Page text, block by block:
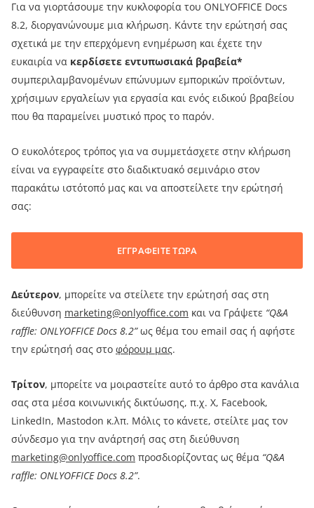
Για να γιορτάσουμε την κυκλοφορία του ONLYOFFICE Docs
8.2, διοργανώνουμε μια κλήρωση. Κάντε την ερώτησή σας
σχετικά με την επερχόμενη ενημέρωση και έχετε την
ευκαιρία να κερδίσετε εντυπωσιακά βραβεία*
συμπεριλαμβανομένων επώνυμων εμπορικών προϊόντων,
χρήσιμων εργαλείων για εργασία και ενός ειδικού βραβείου
που θα παραμείνει μυστικό προς το παρόν.
Ο ευκολότερος τρόπος για να συμμετάσχετε στην κλήρωση
είναι να εγγραφείτε στο διαδικτυακό σεμινάριο στον
παρακάτω ιστότοπό μας και να αποστείλετε την ερώτησή
σας:
ΕΓΓΡΑΦΕΙΤΕ ΤΩΡΑ
Δεύτερον, μπορείτε να στείλετε την ερώτησή σας στη
διεύθυνση marketing@onlyoffice.com και να Γράψετε “Q&A
raffle: ONLYOFFICE Docs 8.2”ως θέμα του email σας ή αφήστε
την ερώτησή σας στο φόρουμ μας.
Τρίτον, μπορείτε να μοιραστείτε αυτό το άρθρο στα κανάλια
σας στα μέσα κοινωνικής δικτύωσης, π.χ. X, Facebook,
LinkedIn, Mastodon κ.λπ. Μόλις το κάνετε, στείλτε μας τον
σύνδεσμο για την ανάρτησή σας στη διεύθυνση
marketing@onlyoffice.com προσδιορίζοντας ως θέμα “Q&A
raffle: ONLYOFFICE Docs 8.2”.